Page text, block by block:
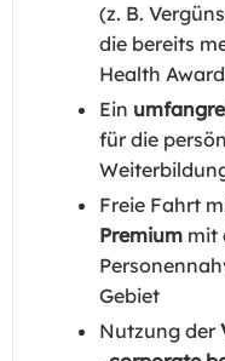
(z. B.
die bereits
Health
Ein
für die
Freie Fahrt
Premium mit
Gebiet
Nutzung der